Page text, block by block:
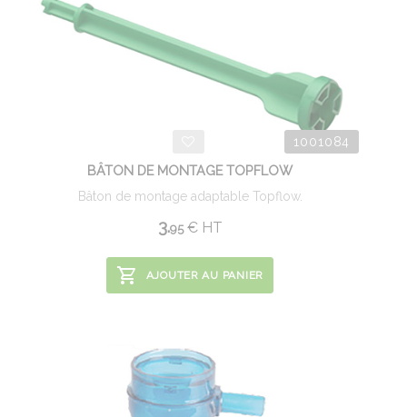
1001084
BÂTON DE MONTAGE TOPFLOW
Bâton de montage adaptable Topflow.
3.95 €HT
AJOUTER AU PANIER